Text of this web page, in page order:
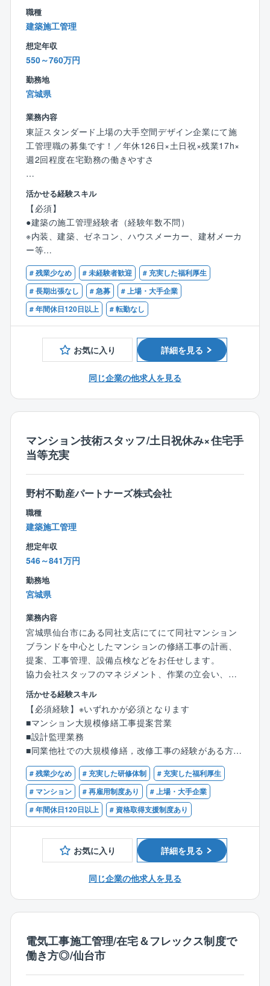
■同社の特徴
オフィスや学校、ホテル、工場をはじめ様々な建物の
機器/設備を提供する、スペシャリスト企業、それが同
社です。
ぜひ同社の一員として、環境新時代のニーズを先取り
する事業にチャレンジしてください。
トを完遂し切れるような強い行動力と積極性を持つ人
材を同社では特に求めています。
職種
建築施工管理
想定年収
550～760万円
勤務地
宮城県
業務内容
東証スタンダード上場の大手空間デザイン企業にて施
工管理職の募集です！／年休126日×土日祝×残業17h×
週2回程度在宅勤務の働きやすさ
■業務内容：
空間づくりの最終段階を担い、クライアントとまとめ
上げたプランを1/1スケールに具現化する現場のマネジ
メント職です。
現場の安全、品質、スケジュール、コスト、労務、環
境配慮など綿密に管理していただきます。
また、社内設計者やクライアント、施設関係者など多
くのステークホルダーとの調整を行っていただきま
す。
素材の質感やミリ単位の寸法など、デザインの意図や
クライアントの意向を踏まえたディテールと精度にこ
だわった質の高い空間演出を実現して頂きます。
■安全管理…現場の安全体制の構築
■工程管理…完成までのスケジュール調整
■労務管理…勤務体制、健康の管理
■環境管理…自然環境に配慮した取り組み
【担当するプロジェクト】
東北支店では、ショッピングモールなどの大型商業施
設の案件が多いです。
その他案件例）商業施設、教育施設、公共施設、宿泊
施設、医療福祉施設、ショールーム、ワークスペー
ス、イベント空間 他
■就業環境：
■土日祝休み
■月残業17h
■テレワークあり
■時差出勤制度
※現場により夜間勤務や、繁忙期には休日出勤にご対応
ています。
【◇裁量を持って働ける】業務は自身の裁量で行い、
定時退社や年休を取得しやすい社風です。
多様な働き方を支援する「ワークライフインテグレー
ション」を掲げております。
その取り組みのもとオフピーク出勤や在宅勤務制度が
整備され、ライフスタイルに合わせた勤務を実現して
います。
■同社の魅力と特徴：
【◇内装業界大手企業】内装業界のトップ企業の1社で
あり、大型商業施設、専門店、病院、公園等の公共施
また海外5か国6拠点を展開し、ASEAN地域における商
取り上げる「TOKYOテレワークアワード」を受賞しま
した。
また、国が認定する「DX認定事業者」に認定されるな
ど様々な取り組みをしています。
活かせる経験スキル
【必須】
●建築の施工管理経験者（経験年数不問）
※内装、建築、ゼネコン、ハウスメーカー、建材メーカ
ー等
【歓迎経験】
※建築の施工管理経験のある方であれば経験を活かして
ご活躍いただけます。
●各種設備の監理経験者
内装業界経験のない方もぜひご応募ください。
●一級または二級建築士
# 残業少なめ # 未経験者歓迎
# 充実した福利厚生
# 長期出張なし
# 急募
# 上場・大手企業
# 年間休日120日以上
# 転勤なし
お気に入り 詳細を見る
同じ企業の他求人を見る
マンション技術スタッフ/土日祝休み×住宅手
当等充実
野村不動産パートナーズ株式会社
職種
建築施工管理
想定年収
546～841万円
勤務地
宮城県
業務内容
宮城県仙台市にある同社支店にてにて同社マンション
ブランドを中心としたマンションの修繕工事の計画、
提案、工事管理、設備点検などをお任せします。
協力会社スタッフのマネジメント、作業の立会い、管
理組合との折衝など、技術だけでなく、マネジメント
力やコミュニケーション力が培われる仕事となりま
す。
【外勤：内勤＝７：３程度となっており、直行直帰、
リモートワーク、フルフレックス可能で柔軟な働き方
が可能となっております。】
【具体的な職務内容】
■修繕計画の提案
マンションがいつまでも安全で過ごしやすい場所であ
りつづけるために、何十年にわたる修繕計画を立案
し、住民のみなさんの承認を得ます。
任せします。現場で作業を行う協力会社スタッフのマ
ーションを主に手がけます。
【同社について】
東証プライム上場グループの「製造、販売、管理」一
活かせる経験スキル
【必須経験】※いずれかが必須となります
■マンション大規模修繕工事提案営業
■設計監理業務
■同業他社での大規模修繕，改修工事の経験がある方
■大規模修繕工事請負会社での業務経験をお持ちの方
【歓迎資格】
■一級建築士
■1級建築施工管理技士
# 残業少なめ # 充実した研修体制
# 充実した福利厚生
# マンション
# 再雇用制度あり
# 上場・大手企業
# 年間休日120日以上
# 資格取得支援制度あり
お気に入り 詳細を見る
同じ企業の他求人を見る
電気工事施工管理/在宅＆フレックス制度で
働き方◎/仙台市